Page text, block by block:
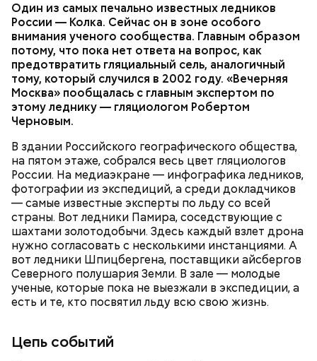
Один из самых печально известных ледников
России — Колка. Сейчас он в зоне особого
внимания ученого сообщества. Главным образом
потому, что пока нет ответа на вопрос, как
предотвратить гляциальный сель, аналогичный
тому, который случился в 2002 году. «Вечерняя
Москва» пообщалась с главным экспертом по
этому леднику — гляциологом Робертом
Черновым.
В здании Российского географического общества,
на пятом этаже, собрался весь цвет гляциологов
России. На медиаэкране — инфографика ледников,
фотографии из экспедиций, а среди докладчиков
— самые известные эксперты по льду со всей
страны. Вот ледники Памира, соседствующие с
шахтами золотодобычи. Здесь каждый взлет дрона
нужно согласовать с несколькими инстанциями. А
вот ледники Шпицбергена, поставщики айсбергов
Северного полушария Земли. В зале — молодые
ученые, которые пока не выезжали в экспедиции, а
есть и те, кто посвятил льду всю свою жизнь.
Цепь событий